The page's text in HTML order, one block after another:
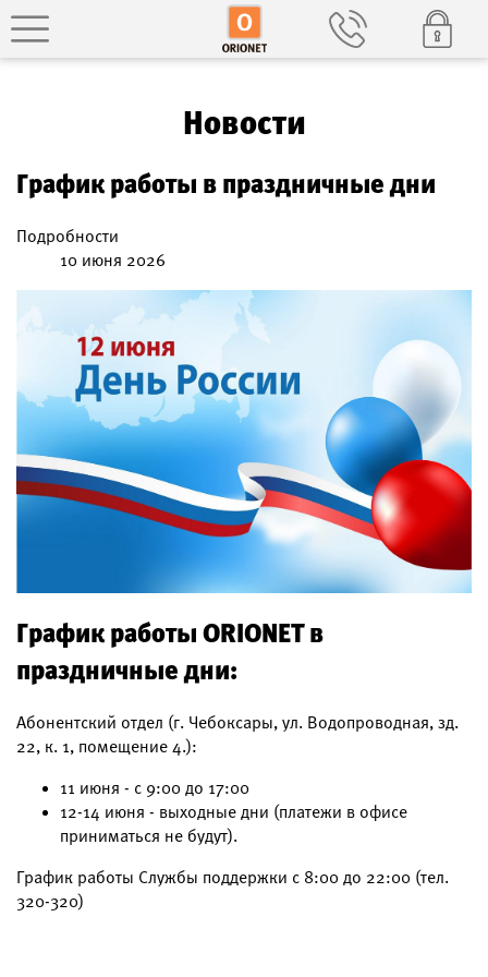
Новости
График работы в праздничные дни
Подробности
10 июня 2026
График работы ORIONET в
праздничные дни:
Абонентский отдел (г. Чебоксары, ул. Водопроводная, зд.
22, к. 1, помещение 4.):
11 июня - с 9:00 до 17:00
12-14 июня - выходные дни (платежи в офисе
приниматься не будут).
График работы Службы поддержки с 8:00 до 22:00 (тел.
320-320)